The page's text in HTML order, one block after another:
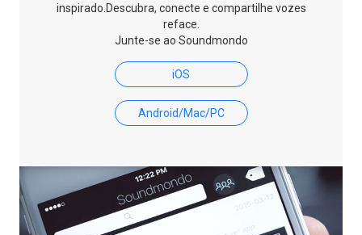
inspirado. Descubra, conecte e compartilhe vozes
reface.
Junte-se ao Soundmondo
iOS
Android/Mac/PC